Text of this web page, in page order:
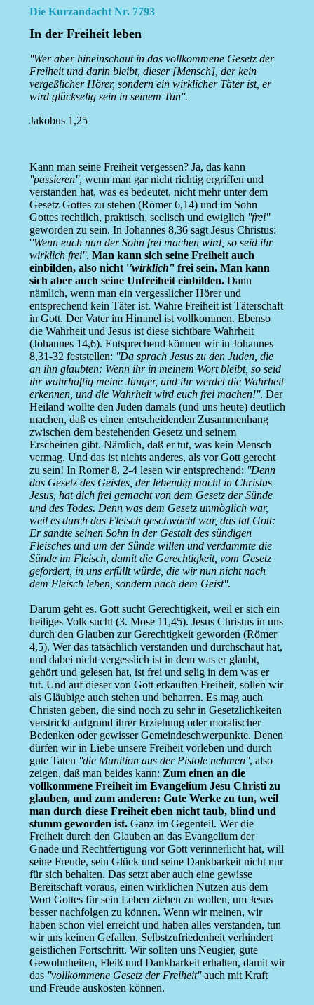
Die Kurzandacht Nr. 7793
In der Freiheit leben
''Wer aber hineinschaut in das vollkommene Gesetz der
Freiheit und darin bleibt, dieser [Mensch], der kein
vergeßlicher Hörer, sondern ein wirklicher Täter ist, er
wird glückselig sein in seinem Tun''.
Jakobus 1,25
Kann man seine Freiheit vergessen? Ja, das kann
''passieren'', wenn man gar nicht richtig ergriffen und
verstanden hat, was es bedeutet, nicht mehr unter dem
Gesetz Gottes zu stehen (Römer 6,14) und im Sohn
Gottes rechtlich, praktisch, seelisch und ewiglich ''frei''
geworden zu sein. In Johannes 8,36 sagt Jesus Christus:
''Wenn euch nun der Sohn frei machen wird, so seid ihr
wirklich frei''. Man kann sich seine Freiheit auch
einbilden, also nicht ''wirklich'' frei sein. Man kann
sich aber auch seine Unfreiheit einbilden.Dann
nämlich, wenn man ein vergesslicher Hörer und
entsprechend kein Täter ist. Wahre Freiheit ist Täterschaft
in Gott. Der Vater im Himmel ist vollkommen. Ebenso
die Wahrheit und Jesus ist diese sichtbare Wahrheit
(Johannes 14,6). Entsprechend können wir in Johannes
8,31-32 feststellen: ''Da sprach Jesus zu den Juden, die
an ihn glaubten: Wenn ihr in meinem Wort bleibt, so seid
ihr wahrhaftig meine Jünger, und ihr werdet die Wahrheit
erkennen, und die Wahrheit wird euch frei machen!''. Der
Heiland wollte den Juden damals (und uns heute) deutlich
machen, daß es einen entscheidenden Zusammenhang
zwischen dem bestehenden Gesetz und seinem
Erscheinen gibt. Nämlich, daß er tut, was kein Mensch
vermag. Und das ist nichts anderes, als vor Gott gerecht
zu sein! In Römer 8, 2-4 lesen wir entsprechend: ''Denn
das Gesetz des Geistes, der lebendig macht in Christus
Jesus, hat dich frei gemacht von dem Gesetz der Sünde
und des Todes. Denn was dem Gesetz unmöglich war,
weil es durch das Fleisch geschwächt war, das tat Gott:
Er sandte seinen Sohn in der Gestalt des sündigen
Fleisches und um der Sünde willen und verdammte die
Sünde im Fleisch, damit die Gerechtigkeit, vom Gesetz
gefordert, in uns erfüllt würde, die wir nun nicht nach
dem Fleisch leben, sondern nach dem Geist''.
Darum geht es. Gott sucht Gerechtigkeit, weil er sich ein
heiliges Volk sucht (3. Mose 11,45). Jesus Christus in uns
durch den Glauben zur Gerechtigkeit geworden (Römer
4,5). Wer das tatsächlich verstanden und durchschaut hat,
und dabei nicht vergesslich ist in dem was er glaubt,
gehört und gelesen hat, ist frei und selig in dem was er
tut. Und auf dieser von Gott erkauften Freiheit, sollen wir
als Gläubige auch stehen und beharren. Es mag auch
Christen geben, die sind noch zu sehr in Gesetzlichkeiten
verstrickt aufgrund ihrer Erziehung oder moralischer
Bedenken oder gewisser Gemeindeschwerpunkte. Denen
dürfen wir in Liebe unsere Freiheit vorleben und durch
gute Taten ''die Munition aus der Pistole nehmen'', also
zeigen, daß man beides kann: Zum einen an die
vollkommene Freiheit im Evangelium Jesu Christi zu
glauben, und zum anderen: Gute Werke zu tun, weil
man durch diese Freiheit eben nicht taub, blind und
stumm geworden ist.Ganz im Gegenteil. Wer die
Freiheit durch den Glauben an das Evangelium der
Gnade und Rechtfertigung vor Gott verinnerlicht hat, will
seine Freude, sein Glück und seine Dankbarkeit nicht nur
für sich behalten. Das setzt aber auch eine gewisse
Bereitschaft voraus, einen wirklichen Nutzen aus dem
Wort Gottes für sein Leben ziehen zu wollen, um Jesus
besser nachfolgen zu können. Wenn wir meinen, wir
haben schon viel erreicht und haben alles verstanden, tun
wir uns keinen Gefallen. Selbstzufriedenheit verhindert
geistlichen Fortschritt. Wir sollten uns Neugier, gute
Gewohnheiten, Fleiß und Dankbarkeit erhalten, damit wir
das ''vollkommene Gesetz der Freiheit''auch mit Kraft
und Freude auskosten können.